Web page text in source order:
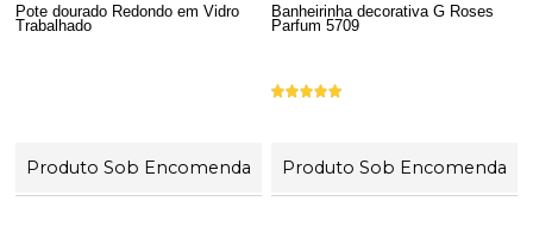
Pote dourado Redondo em Vidro
Trabalhado
Produto Sob Encomenda
Banheirinha decorativa G Roses
Parfum 5709
Produto Sob Encomenda